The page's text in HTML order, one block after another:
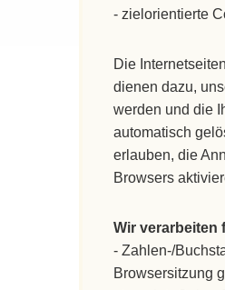
- zielorientierte
Die
dienen dazu,
werden und die
automatisch
erlauben, die
Browsers
Wir verarbeiten
- Zahlen-/
Browsersitzung